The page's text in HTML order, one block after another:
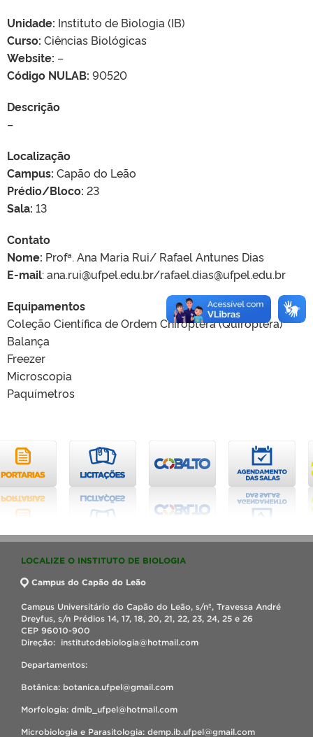
Unidade: Instituto de Biologia (IB)
Curso: Ciências Biológicas
Website: –
Código NULAB: 90520
Descrição
–
Localização
Campus: Capão do Leão
Prédio/Bloco: 23
Sala: 13
Contato
Nome: Profª. Ana Maria Rui/ Rafael Antunes Dias
E-mail: ana.rui@ufpel.edu.br/rafael.dias@ufpel.edu.br
Equipamentos
Coleção Científica de Ordem Chiroptera (Quiróptera)
Balança
Freezer
Microscopia
Paquímetros
LOCALIZE O INSTITUTO DE BIOLOGIA
Campus do Capão do Leão
Campus Universitário do Capão do Leão, s/nº, Travessa André
Dreyfus, s/n Prédios 14, 17, 18, 20, 21, 22, 23, 24, 25 e 26
CEP 96010-900
Direção: institutodebiologia@hotmail.com
Departamentos:
Botânica: botanica.ufpel@gmail.com
Morfologia: dmib_ufpel@hotmail.com
Microbiologia e Parasitologia: demp.ib.ufpel@gmail.com